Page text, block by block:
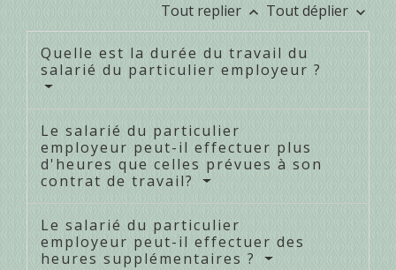
Tout replier keyboard_arrow_up Tout déplier keyboard_arrow_down
Quelle est la durée du travail du
salarié du particulier employeur ?
Le salarié du particulier
employeur peut-il effectuer plus
d'heures que celles prévues à son
contrat de travail?
Le salarié du particulier
employeur peut-il effectuer des
heures supplémentaires ?